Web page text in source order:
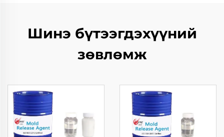
Шинэ бүтээгдэхүүний
зөвлөмж